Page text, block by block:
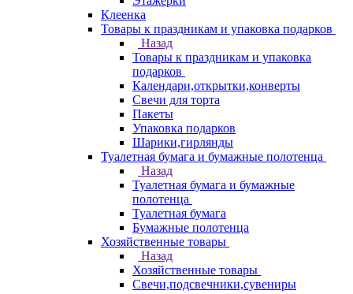
Клеенка
Товары к праздникам и упаковка подарков
Назад
Товары к праздникам и упаковка
подарков
Календари,открытки,конверты
Свечи для торта
Пакеты
Упаковка подарков
Шарики,гирлянды
Туалетная бумага и бумажные полотенца
Назад
Туалетная бумага и бумажные
полотенца
Туалетная бумага
Бумажные полотенца
Хозяйственные товары
Назад
Хозяйственные товары
Свечи,подсвечники,сувениры